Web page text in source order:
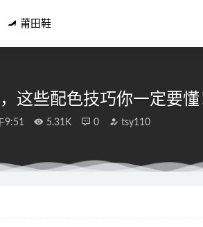
莆田鞋
这些配色技巧你一定要懂
9:51 5.31K 0 tsy110